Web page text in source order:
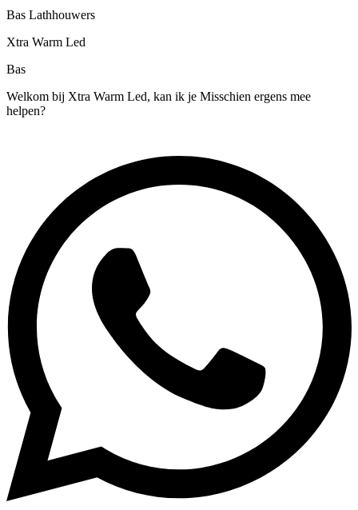
Bas Lathhouwers
Xtra Warm Led
Bas
Welkom bij Xtra Warm Led, kan ik je Misschien ergens mee
helpen?